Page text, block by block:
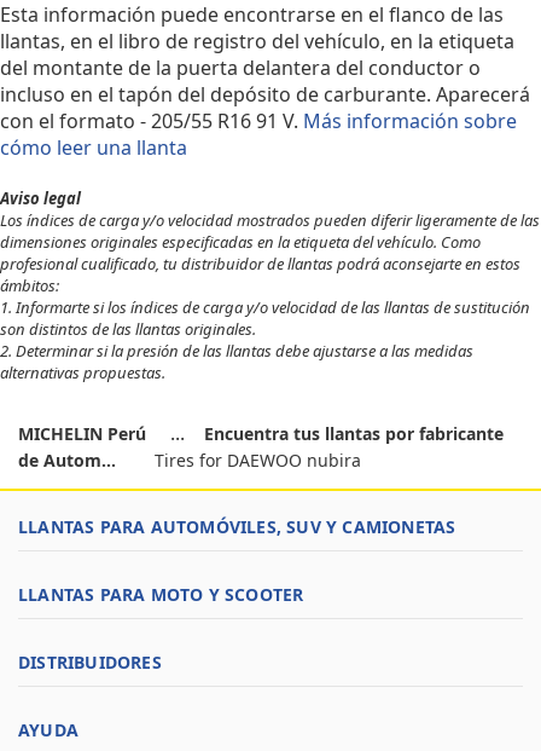
Esta información puede encontrarse en el flanco de las
llantas, en el libro de registro del vehículo, en la etiqueta
del montante de la puerta delantera del conductor o
incluso en el tapón del depósito de carburante. Aparecerá
con el formato - 205/55 R16 91 V. Más información sobre
cómo leer una llanta
Aviso legal
Los índices de carga y/o velocidad mostrados pueden diferir ligeramente de las
dimensiones originales especificadas en la etiqueta del vehículo. Como
profesional cualificado, tu distribuidor de llantas podrá aconsejarte en estos
ámbitos:
1. Informarte si los índices de carga y/o velocidad de las llantas de sustitución
son distintos de las llantas originales.
2. Determinar si la presión de las llantas debe ajustarse a las medidas
alternativas propuestas.
MICHELIN Perú
Encuentra tus llantas por fabricante
de Autom...
Tires for DAEWOO nubira
LLANTAS PARA AUTOMÓVILES, SUV Y CAMIONETAS
LLANTAS PARA MOTO Y SCOOTER
DISTRIBUIDORES
AYUDA